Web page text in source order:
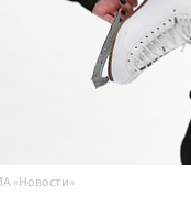
«Новости»